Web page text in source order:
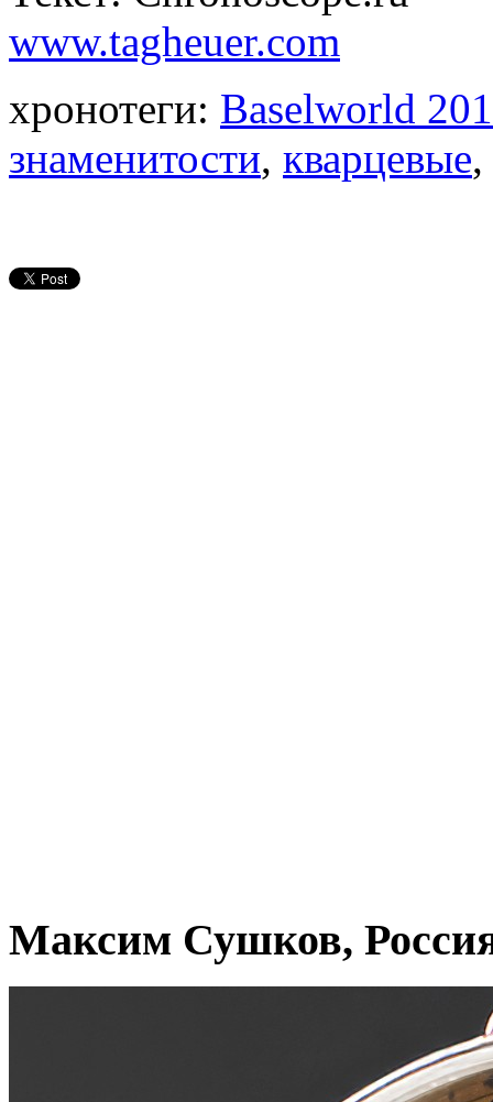
www.tagheuer.com
хронотеги: Baselworld
знаменитости, кварцевые,
Максим Сушков,